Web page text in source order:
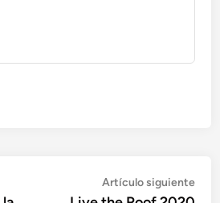
Artículo siguiente